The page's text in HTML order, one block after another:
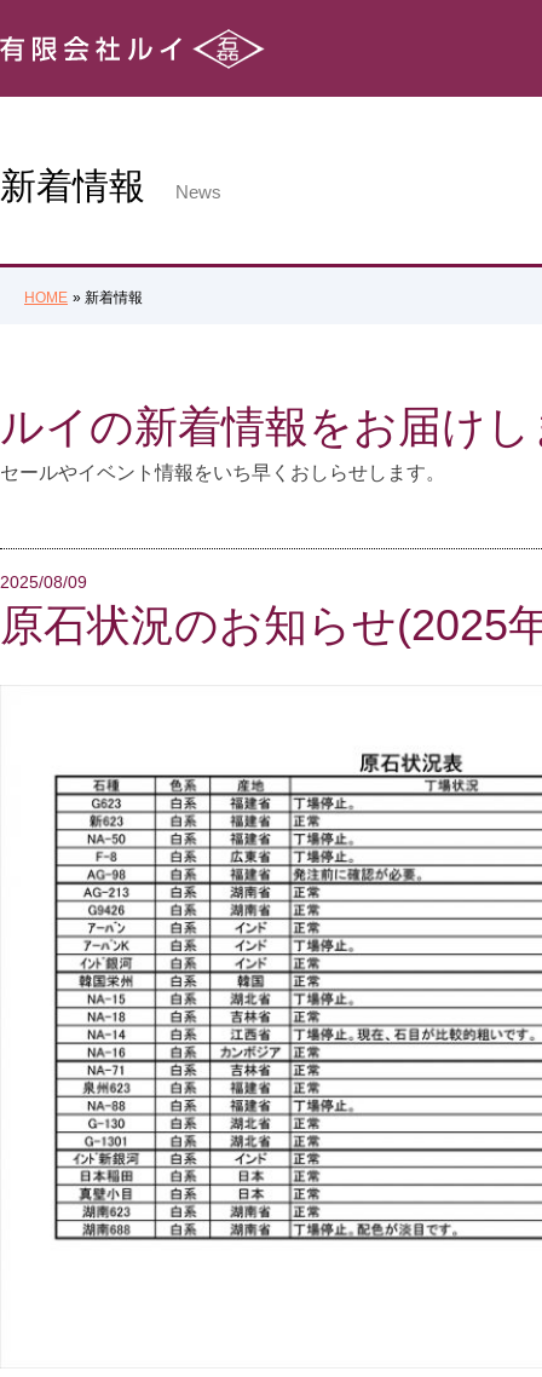
新着情報 News
HOME 新着情報
ルイの新着情報をお届け
セールやイベント情報をいち早くおしらせします。
2025/08/09
原石状況のお知らせ(2025